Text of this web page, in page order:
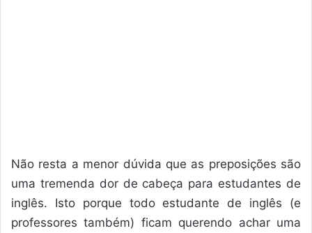
Não resta a menor dúvida que as preposições são
uma tremenda dor de cabeça para estudantes de
inglês. Isto porque todo estudante de inglês (e
professores também) ficam querendo achar uma